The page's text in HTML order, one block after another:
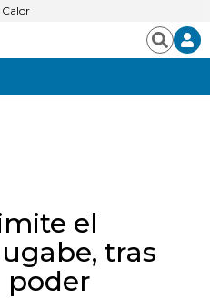
Calor
Buscar
el
tras
poder